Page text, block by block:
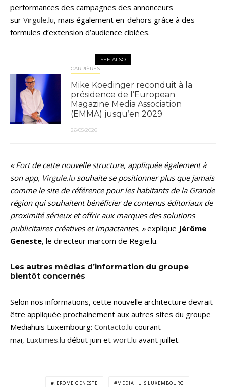
performances des campagnes des annonceurs
sur Virgule.lu, mais également en-dehors grâce à des
formules d’extension d’audience ciblées.
SEE ALSO
CARRIÈRES
Mike Koedinger reconduit à la
présidence de l’European
Magazine Media Association
(EMMA) jusqu’en 2029
26/05/2026
« Fort de cette nouvelle structure, appliquée également à
son app, Virgule.lusouhaite se positionner plus que jamais
comme le site de référence pour les habitants de la Grande
région qui souhaitent bénéficier de contenus éditoriaux de
proximité sérieux et offrir aux marques des solutions
publicitaires créatives et impactantes. »explique Jérôme
Geneste, le directeur marcom de Regie.lu.
Les autres médias d’information du groupe
bientôt concernés
Selon nos informations, cette nouvelle architecture devrait
être appliquée prochainement aux autres sites du groupe
Mediahuis Luxembourg: Contacto.lu courant
mai, Luxtimes.lu début juin et wort.lu avant juillet.
JEROME GENESTE MEDIAHUIS LUXEMBOURG